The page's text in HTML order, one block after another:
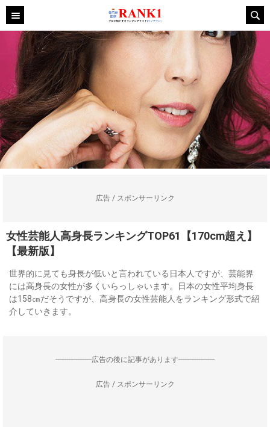
広告 / スポンサーリンク
女性芸能人高身長ランキングTOP61【170cm超え】
【最新版】
世界的に見ても身長が低いと言われている日本人ですが、芸能界
には高身長の女性が多くいらっしゃいます。日本の女性平均身長
は158㎝だそうですが、高身長の女性芸能人をランキング形式で紹
介していきます。
--------------------広告の後に記事があります--------------------
広告 / スポンサーリンク